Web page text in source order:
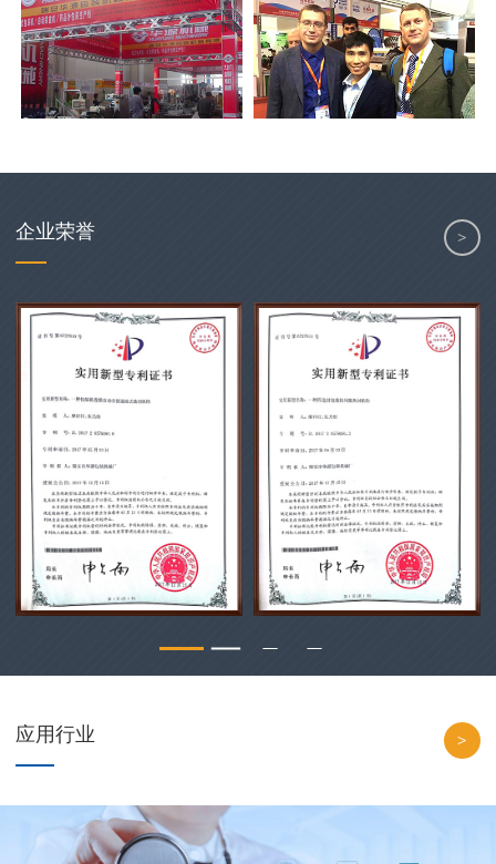
企业荣誉 >
应用行业 >